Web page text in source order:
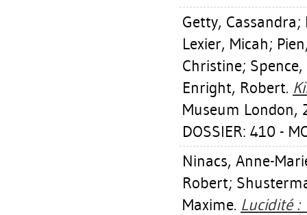
Getty, Cassandra;
Lexier, Micah;
Christine;
Enright, Robert.
Museum London,
DOSSIER: 410 -
Ninacs, Anne-
Robert;
Maxime. Lucidité :